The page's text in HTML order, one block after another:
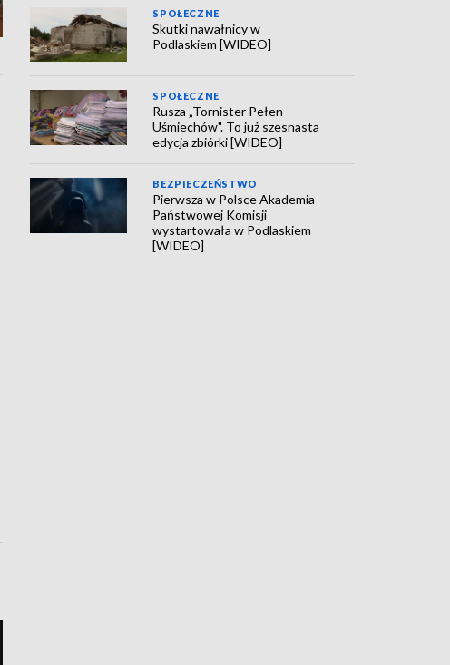
SPOŁECZNE
Skutki nawałnicy w
Podlaskiem [WIDEO]
SPOŁECZNE
Rusza „Tornister Pełen
Uśmiechów". To już szesnasta
edycja zbiórki [WIDEO]
BEZPIECZEŃSTWO
Pierwsza w Polsce Akademia
Państwowej Komisji
wystartowała w Podlaskiem
[WIDEO]